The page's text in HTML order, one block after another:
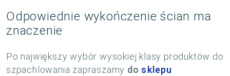
Odpowiednie wykończenie ścian ma
znaczenie
Po największy wybór wysokiej klasy produktów do
szpachlowania zapraszamy do sklepu